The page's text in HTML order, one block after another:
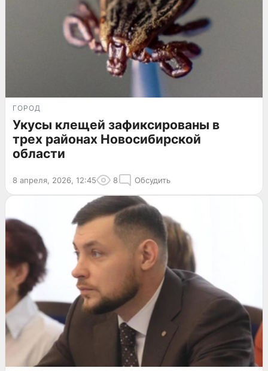
ГОРОД
Укусы клещей зафиксированы в
трех районах Новосибирской
области
8 апреля, 2026, 12:45 8 Обсудить